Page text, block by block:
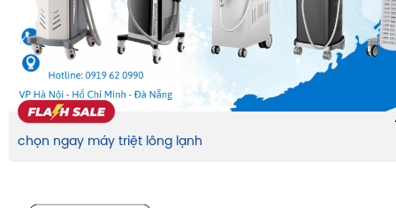
chọn ngay máy triệt lông lạnh